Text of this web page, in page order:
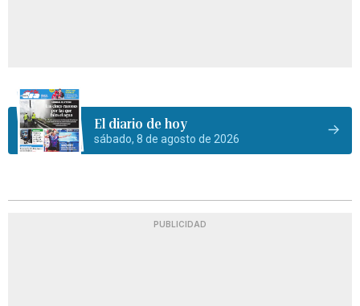
El diario de hoy
sábado, 8 de agosto de 2026
PUBLICIDAD